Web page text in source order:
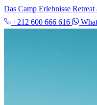
Das Camp Erlebnisse Retreat
+212 600 666 616